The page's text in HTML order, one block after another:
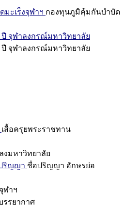
ะเร็งจุฬาฯ กองทุนภูมิคุ้มกันบำบัด
ปี จุฬาลงกรณ์มหาวิทยาลัย
ปี จุฬาลงกรณ์มหาวิทยาลัย
เสื้อครุยพระราชทาน
งมหาวิทยาลัย
ริญญา ชื่อปริญญา อักษรย่อ
ฬาฯ
รรยากาศ